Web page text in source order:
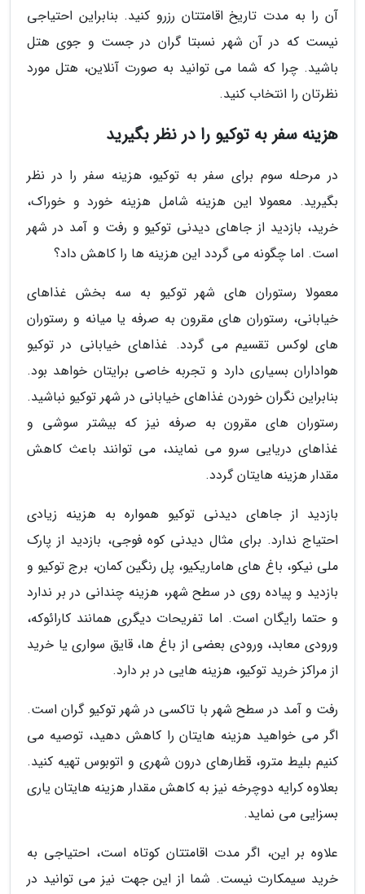
آن را به مدت تاریخ اقامتتان رزرو کنید. بنابراین احتیاجی
نیست که در آن شهر نسبتا گران در جست و جوی هتل
باشید. چرا که شما می توانید به صورت آنلاین، هتل مورد
نظرتان را انتخاب کنید.
هزینه سفر به توکیو را در نظر بگیرید
در مرحله سوم برای سفر به توکیو، هزینه سفر را در نظر
بگیرید. معمولا این هزینه شامل هزینه خورد و خوراک،
خرید، بازدید از جاهای دیدنی توکیو و رفت و آمد در شهر
است. اما چگونه می گردد این هزینه ها را کاهش داد؟
معمولا رستوران های شهر توکیو به سه بخش غذاهای
خیابانی، رستوران های مقرون به صرفه یا میانه و رستوران
های لوکس تقسیم می گردد. غذاهای خیابانی در توکیو
هواداران بسیاری دارد و تجربه خاصی برایتان خواهد بود.
بنابراین نگران خوردن غذاهای خیابانی در شهر توکیو نباشید.
رستوران های مقرون به صرفه نیز که بیشتر سوشی و
غذاهای دریایی سرو می نمایند، می توانند باعث کاهش
مقدار هزینه هایتان گردد.
بازدید از جاهای دیدنی توکیو همواره به هزینه زیادی
احتیاج ندارد. برای مثال دیدنی کوه فوجی، بازدید از پارک
ملی نیکو، باغ های هاماریکیو، پل رنگین کمان، برج توکیو و
بازدید و پیاده روی در سطح شهر، هزینه چندانی در بر ندارد
و حتما رایگان است. اما تفریحات دیگری همانند کارائوکه،
ورودی معابد، ورودی بعضی از باغ ها، قایق سواری یا خرید
از مراکز خرید توکیو، هزینه هایی در بر دارد.
رفت و آمد در سطح شهر با تاکسی در شهر توکیو گران است.
اگر می خواهید هزینه هایتان را کاهش دهید، توصیه می
کنیم بلیط مترو، قطارهای درون شهری و اتوبوس تهیه کنید.
بعلاوه کرایه دوچرخه نیز به کاهش مقدار هزینه هایتان یاری
بسزایی می نماید.
علاوه بر این، اگر مدت اقامتتان کوتاه است، احتیاجی به
خرید سیمکارت نیست. شما از این جهت نیز می توانید در